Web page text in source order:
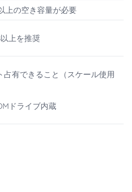
上の空き容量が必要
上を推奨
占有できること（スケール使用
ドライブ内蔵